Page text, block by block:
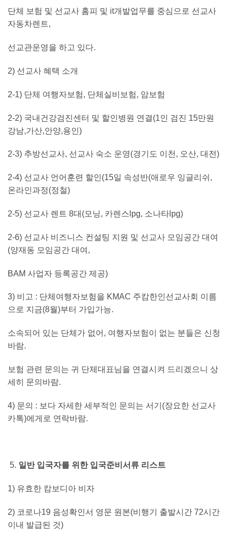
단체 보험 및 선교사 홈피 및 it개발업무를 중심으로 선교사
자동차렌트,
선교관운영을 하고 있다.
2) 선교사 혜택 소개
2-1) 단체 여행자보험, 단체실비보험, 암보험
2-2) 국내건강검진센터 및 할인병원 연결(1인 검진 15만원
강남,가산,안양,용인)
2-3) 추방선교사, 선교사 숙소 운영(경기도 이천, 오산, 대전)
2-4) 선교사 언어훈련 할인(15일 속성반(애로우 잉글리쉬,
온라인과정(정철)
2-5) 선교사 렌트 8대(모닝, 카렌스lpg, 소나타lpg)
2-6) 선교사 비즈니스 컨설팅 지원 및 선교사 모임공간 대여
(양재동 모임공간 대여,
BAM 사업자 등록공간 제공)
3) 비고 : 단체여행자보험을 KMAC 주캄한인선교사회 이름
으로 지금(8월)부터 가입가능.
소속되어 있는 단체가 없어, 여행자보험이 없는 분들은 신청
바람.
보험 관련 문의는 귀 단체대표님을 연결시켜 드리겠으니 상
세히 문의바람.
4) 문의 : 보다 자세한 세부적인 문의는 서기(장요한 선교사
카톡)에게로 연락바람.
일반 입국자를 위한 입국준비서류 리스트
1) 유효한 캄보디아 비자
2) 코로나19 음성확인서 영문 원본(비행기 출발시간 72시간
이내 발급된 것)